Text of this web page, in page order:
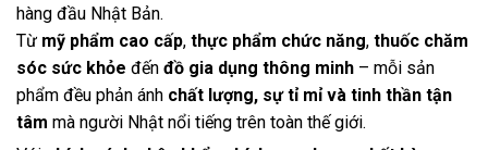
hàng đầu Nhật Bản.
Từ mỹ phẩm cao cấp, thực phẩm chức năng, thuốc chăm
sóc sức khỏe đến đồ gia dụng thông minh – mỗi sản
phẩm đều phản ánh chất lượng, sự tỉ mỉ và tinh thần tận
tâm mà người Nhật nổi tiếng trên toàn thế giới.